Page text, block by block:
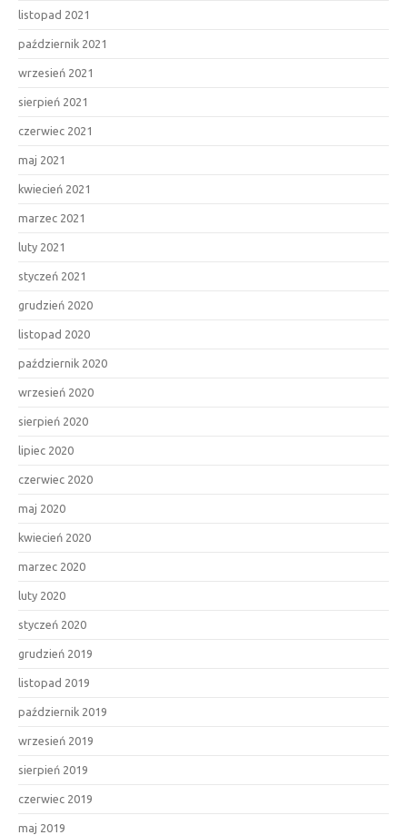
listopad 2021
październik 2021
wrzesień 2021
sierpień 2021
czerwiec 2021
maj 2021
kwiecień 2021
marzec 2021
luty 2021
styczeń 2021
grudzień 2020
listopad 2020
październik 2020
wrzesień 2020
sierpień 2020
lipiec 2020
czerwiec 2020
maj 2020
kwiecień 2020
marzec 2020
luty 2020
styczeń 2020
grudzień 2019
listopad 2019
październik 2019
wrzesień 2019
sierpień 2019
czerwiec 2019
maj 2019